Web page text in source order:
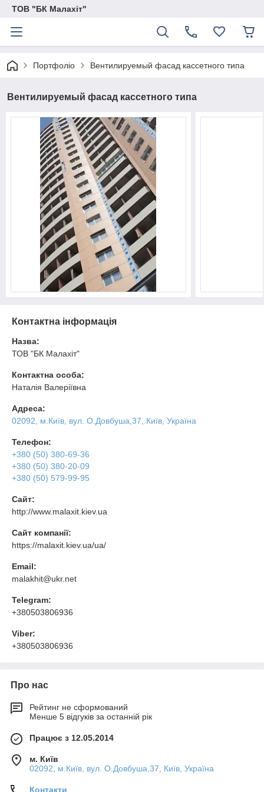
ТОВ "БК Малахіт"
Портфоліо Вентилируемый фасад кассетного типа
Вентилируемый фасад кассетного типа
Контактна інформація
Назва:
ТОВ "БК Малахіт"
Контактна особа:
Наталія Валеріївна
Адреса:
02092, м.Київ, вул. О.Довбуша,37, Київ, Україна
Телефон:
+380 (50) 380-69-36
+380 (50) 380-20-09
+380 (50) 579-99-95
Сайт:
http://www.malaxit.kiev.ua
Сайт компанії:
https://malaxit.kiev.ua/ua/
Email:
malakhit@ukr.net
Telegram:
+380503806936
Viber:
+380503806936
Про нас
Рейтинг не сформований
Менше 5 відгуків за останній рік
Працює з 12.05.2014
м. Київ
02092, м.Київ, вул. О.Довбуша,37, Київ, Україна
Контакти